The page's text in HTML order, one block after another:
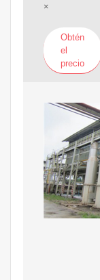
×
Obtén
el
precio